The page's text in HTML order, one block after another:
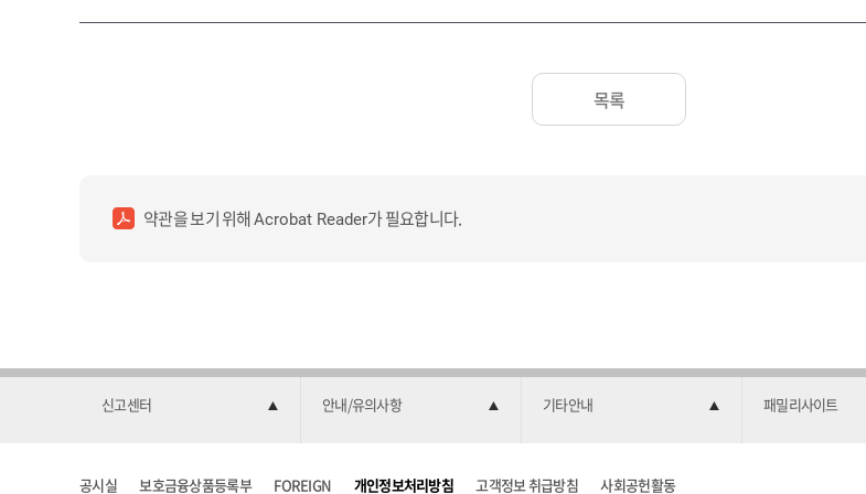
목록
약관을 보기 위해Acrobat Reader가 필요합니다.
신고센터 안내/유의사항 기타안내 패밀리사이트
공시실 보호금융상품등록부 FOREIGN 개인정보처리방침 고객정보 취급방침 사회공헌활동